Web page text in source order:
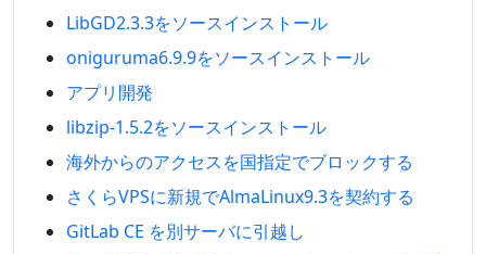
LibGD2.3.3をソースインストール
oniguruma6.9.9をソースインストール
アプリ開発
libzip-1.5.2をソースインストール
海外からのアクセスを国指定でブロックする
さくらVPSに新規でAlmaLinux9.3を契約する
GitLab CE を別サーバに引越し